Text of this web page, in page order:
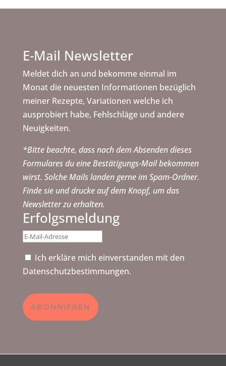
E-Mail Newsletter
Meldet dich an und bekomme einmal im
Monat die neuesten Informationen bezüglich
meiner Rezepte, Variationen welche ich
ausprobiert habe, Fehlschläge und andere
Neuigkeiten.
*Bitte beachte, dass nach dem Absenden dieses
Formulares du eine Bestätigungs-Mail bekommen
wirst. Solche Mails landen gerne im Spam-Ordner.
Finde sie und drucke auf dem Knopf, um das
Newsletter zu erhalten.
Erfolgsmeldung
Ich erkläre mich einverstanden mit den
Datenschutzbestimmungen.
ABONNIEREN